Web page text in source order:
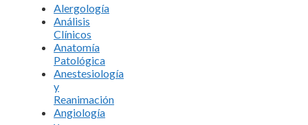
Alergología
Análisis
Clínicos
Anatomía
Patológica
Anestesiología
y
Reanimación
Angiología